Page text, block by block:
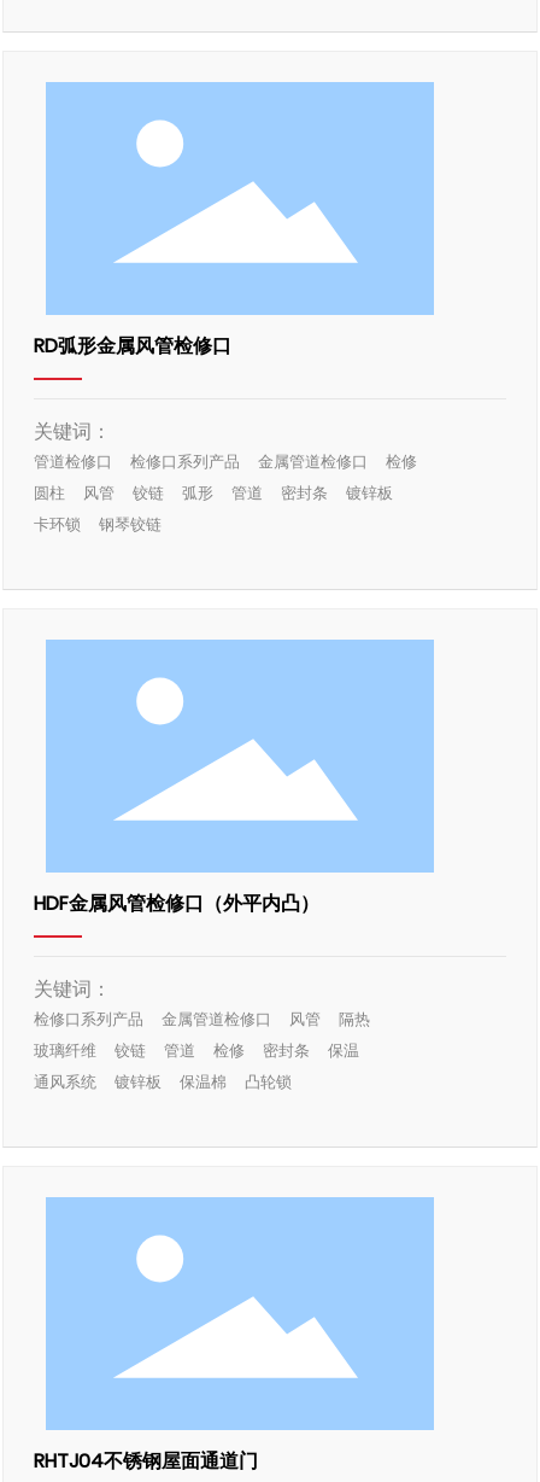
RD弧形金属风管检修口
关键词：
管道检修口 检修口系列产品 金属管道检修口
检修
圆柱
风管 铰链 弧形 管道 密封条
镀锌板
卡环锁
钢琴铰链
HDF金属风管检修口（外平内凸）
关键词：
检修口系列产品 金属管道检修口 风管
隔热
玻璃纤维
铰链 管道 检修 密封条
保温
通风系统
镀锌板 保温棉 凸轮锁
RHTJ04不锈钢屋面通道门